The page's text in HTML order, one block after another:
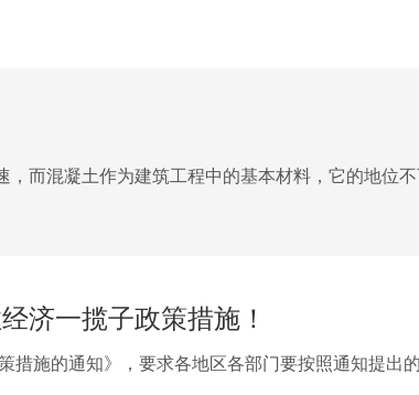
而混凝土作为建筑工程中的基本材料，它的地位
济一揽子政策措施！
措施的通知》，要求各地区各部门要按照通知提出